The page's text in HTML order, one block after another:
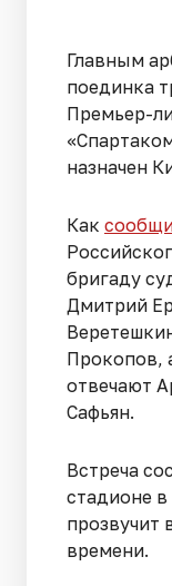
Главным
поединка
Премьер-
назначен
Как
бригаду
Дмитрий
Прокопов,
отвечают
Сафьян.
Встреча
стадионе
прозвучит
времени.